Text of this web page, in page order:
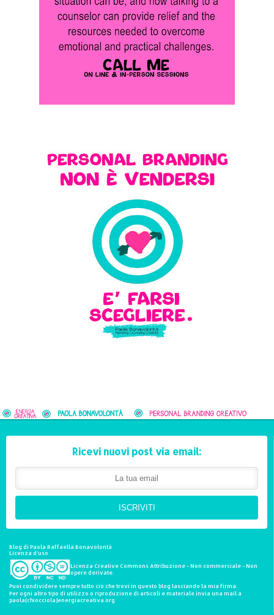
Ricevi nuovi post via email:
ISCRIVITI
Blog di Paola Raffaella Bonavolontà
Licenza d'uso
Licenza Creative Commons Attribuzione - Non commerciale - Non
opere derivate.
Puoi condividere sempre tutto ciò che trovi in questo blog lasciando la mia firma.
Per ogni altro tipo di utilizzo o riproduzione di articoli e materiale invia una mail a
paola[chiocciola]energiacreativa.org